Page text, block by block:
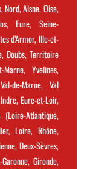
Nord, Aisne, Oise,
Eure, Seine-
d’Armor, Ille-et-
Doubs, Territoire
Yvelines,
de-Marne, Val
Eure-et-Loir,
(Loire-Atlantique,
Loire, Rhône,
Deux-Sèvres,
Gironde,